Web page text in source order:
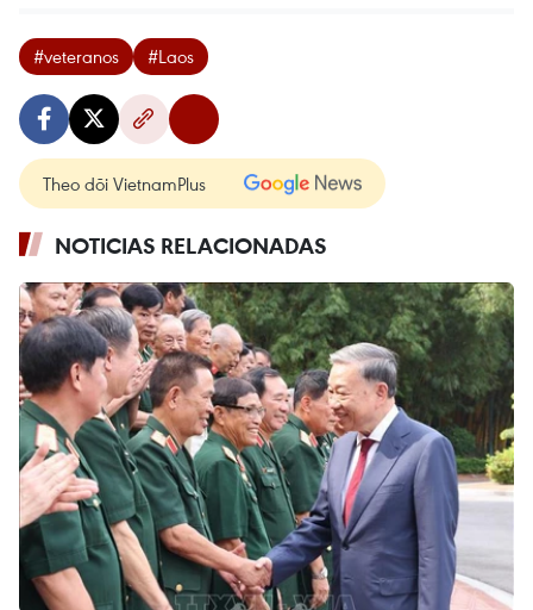
#veteranos #Laos
Theo dõi VietnamPlus
NOTICIAS RELACIONADAS